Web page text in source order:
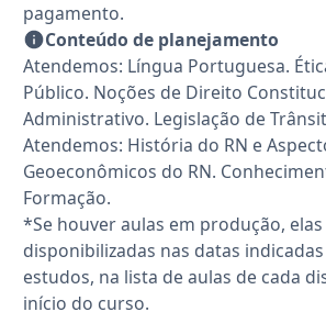
pagamento.
Conteúdo de planejamento
Atendemos: Língua Portuguesa.
Público. Noções de Direito
Administrativo. Legislação de
Atendemos: História do RN e
Geoeconômicos do RN.
Formação.
*Se houver aulas em produção,
disponibilizadas nas datas
estudos, na lista de aulas de cada
início do curso.